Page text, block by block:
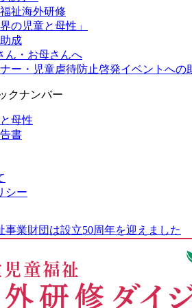
祉海外研修
の児童と母性」
成
ん・お母さんへ
ー・児童虐待防止啓発イベントへの
クナンバー
母性
書
シー